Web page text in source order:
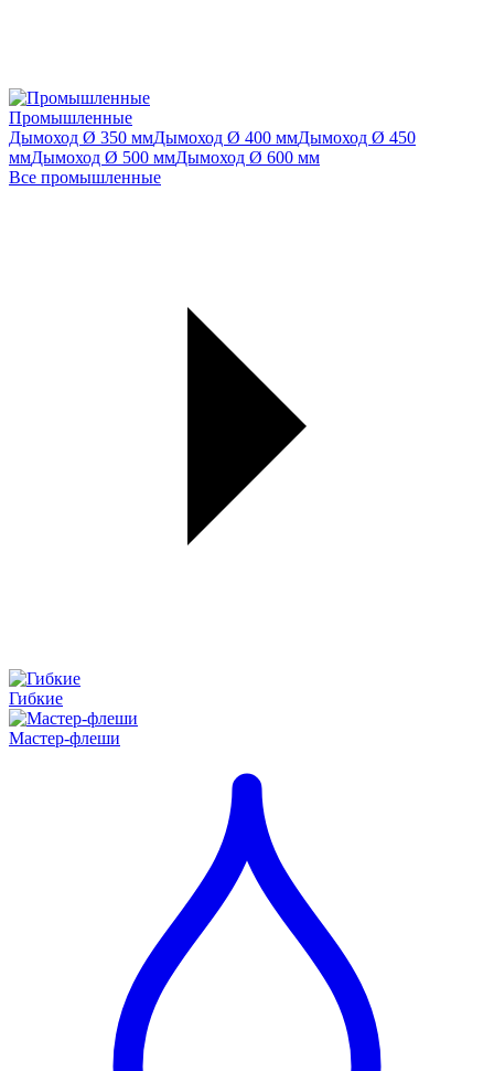
Промышленные
Дымоход Ø 350 ммДымоход Ø 400 ммДымоход Ø 450
ммДымоход Ø 500 ммДымоход Ø 600 мм
Все промышленные
Гибкие
Мастер-флеши